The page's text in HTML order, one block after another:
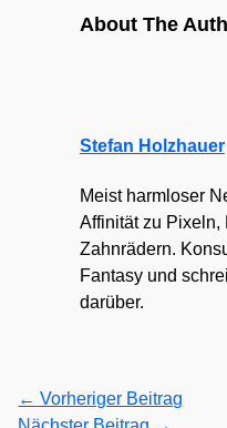
About The
Stefan Holzhauer
Meist harmloser
Affinität zu Pixeln,
Zahnrädern.
Fantasy und
darüber.
← Vorheriger Beitrag